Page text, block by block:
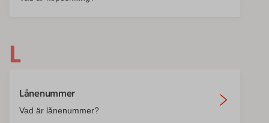
L
Lånenummer
Vad är lånenummer?